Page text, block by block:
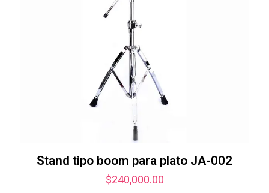
Stand tipo boom para plato JA-002
$240,000.00